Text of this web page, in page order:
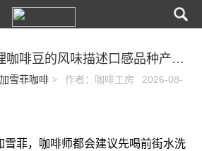
日晒耶加雪菲蜜处理咖啡豆的风味描述口感品种产地手冲方法介绍
雪菲咖啡> 作者：咖啡工房
2026-08-
雪菲，咖啡师都会建议先喝前街水洗